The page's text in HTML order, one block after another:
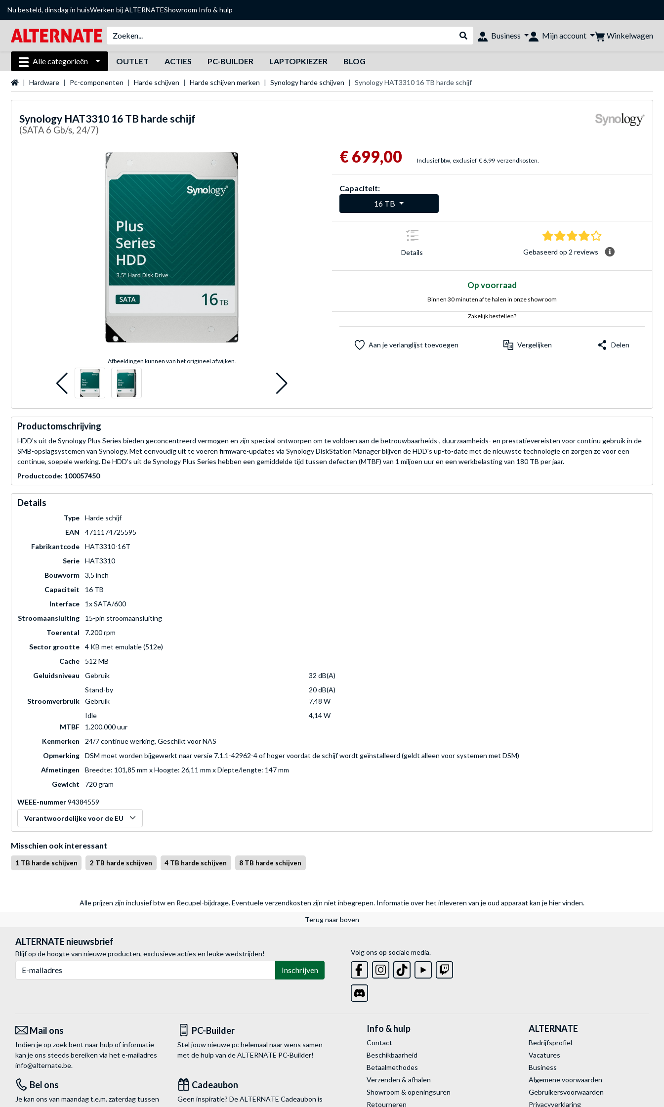
Nu besteld, dinsdag in huisWerken bij ALTERNATEShowroom Info & hulp
Webshop doorzoeken
Business Mijn account Winkelwagen
Alle categorieën OUTLET ACTIES PC-BUILDER LAPTOPKIEZER BLOG
Startpagina
Hardware Pc-componenten Harde schijven Harde schijven merken Synology harde schijven Synology HAT3310 16 TB harde schijf
Synology HAT3310 16 TB harde schijf
(SATA 6 Gb/s, 24/7)
Afbeeldingen kunnen van het origineel afwijken.
€ 699,00 Inclusief btw, exclusief € 6,99 verzendkosten.
Capaciteit:
16 TB
Details
4.0 sterren
Gebaseerd op 2 reviews
Op voorraad
Binnen 30 minuten af te halen in onze showroom
Zakelijk bestellen?
Aan je verlanglijst toevoegen Vergelijken Delen
Productomschrijving
HDD's uit de Synology Plus Series bieden geconcentreerd vermogen en zijn speciaal ontworpen om te voldoen aan de betrouwbaarheids-, duurzaamheids- en prestatievereisten voor continu gebruik in de
SMB-opslagsystemen van Synology. Met eenvoudig uit te voeren firmware-updates via Synology DiskStation Manager blijven de HDD's up-to-date met de nieuwste technologie en zorgen ze voor een
continue, soepele werking. De HDD's uit de Synology Plus Series hebben een gemiddelde tijd tussen defecten (MTBF) van 1 miljoen uur en een werkbelasting van 180 TB per jaar.
Productcode: 100057450
Details
Type
Harde schijf
EAN
4711174725595
Fabrikantcode
HAT3310-16T
Serie
HAT3310
Bouwvorm
3,5 inch
Capaciteit
16 TB
Interface
1x SATA/600
Stroomaansluiting
15-pin stroomaansluiting
Toerental
7.200 rpm
Sector grootte
4 KB met emulatie (512e)
Cache
512 MB
Geluidsniveau
Gebruik
32 dB(A)
Stand-by
20 dB(A)
Stroomverbruik
Gebruik
7,48 W
Idle
4,14 W
MTBF
1.200.000 uur
Kenmerken
24/7 continue werking, Geschikt voor NAS
Opmerking
DSM moet worden bijgewerkt naar versie 7.1.1-42962-4 of hoger voordat de schijf wordt geïnstalleerd (geldt alleen voor systemen met DSM)
Afmetingen
Breedte: 101,85 mm x Hoogte: 26,11 mm x Diepte/lengte: 147 mm
Gewicht
720 gram
WEEE-nummer94384559
Verantwoordelijke voor de EU
Misschien ook interessant
1 TB harde schijven 2 TB harde schijven 4 TB harde schijven 8 TB harde schijven
Alle prijzen zijn inclusief btw en Recupel-bijdrage. Eventuele verzendkosten zijn niet inbegrepen. Informatie over het inleveren van je oud apparaat kan je hier vinden.
Terug naar boven
ALTERNATE nieuwsbrief
Blijf op de hoogte van nieuwe producten, exclusieve acties en leuke wedstrijden!
Inschrijven
Volg ons op sociale media.
Mail ons
Indien je op zoek bent naar hulp of informatie
kan je ons steeds bereiken via het e-mailadres
info@alternate.be.
PC-Builder
Stel jouw nieuwe pc helemaal naar wens samen
met de hulp van de ALTERNATE PC-Builder!
Bel ons
Je kan ons van maandag t.e.m. zaterdag tussen
Cadeaubon
Geen inspiratie? De ALTERNATE Cadeaubon is
Info & hulp
Contact
Beschikbaarheid
Betaalmethodes
Verzenden & afhalen
Showroom & openingsuren
Retourneren
ALTERNATE
Bedrijfsprofiel
Vacatures
Business
Algemene voorwaarden
Gebruikersvoorwaarden
Privacyverklaring